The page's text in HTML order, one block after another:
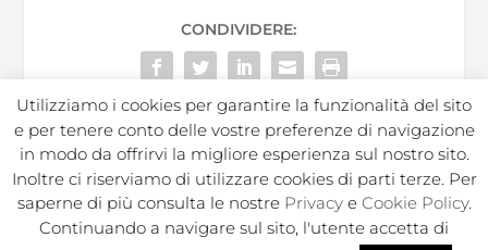
CONDIVIDERE:
In Sport s.r.l. Societa Sportiva Dilettantistica | C.F./P.I.
02050250964 |
Privacy Policy | Privacy Contatti
Cookie
Regolamento | Politica ambientale|
Utilizziamo i cookies per garantire la funzionalità del sito
e per tenere conto delle vostre preferenze di navigazione
in modo da offrirvi la migliore esperienza sul nostro sito.
Inoltre ci riserviamo di utilizzare cookies di parti terze. Per
saperne di più consulta le nostre Privacye Cookie Policy.
Continuando a navigare sul sito, l'utente accetta di